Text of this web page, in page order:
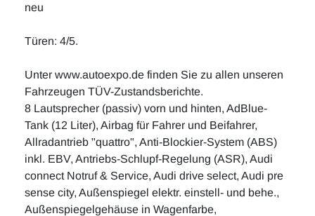
neu
Türen: 4/5.
Unter www.autoexpo.de finden Sie zu allen unseren
Fahrzeugen TÜV-Zustandsberichte.
8 Lautsprecher (passiv) vorn und hinten, AdBlue-
Tank (12 Liter), Airbag für Fahrer und Beifahrer,
Allradantrieb "quattro", Anti-Blockier-System (ABS)
inkl. EBV, Antriebs-Schlupf-Regelung (ASR), Audi
connect Notruf & Service, Audi drive select, Audi pre
sense city, Außenspiegel elektr. einstell- und behe.,
Außenspiegelgehäuse in Wagenfarbe,